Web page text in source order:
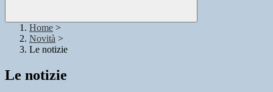
Home >
Novità >
Le notizie
Le notizie